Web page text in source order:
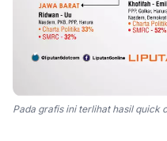
Pada grafis ini terlihat hasil quick